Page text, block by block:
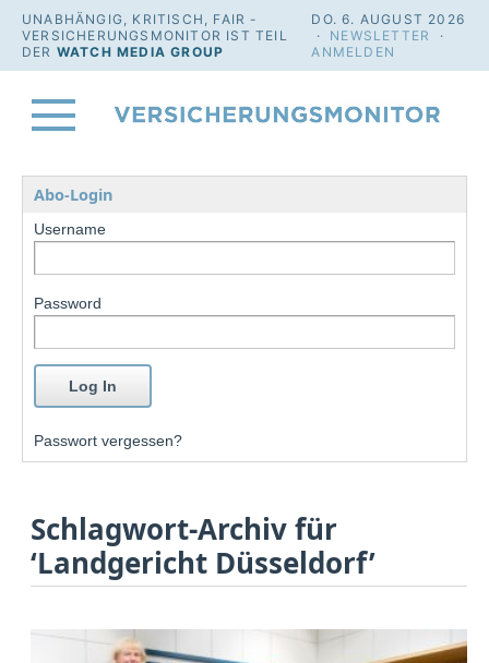
UNABHÄNGIG, KRITISCH, FAIR -
VERSICHERUNGSMONITOR IST TEIL
DER WATCH MEDIA GROUP
DO. 6. AUGUST 2026
· NEWSLETTER
·
ANMELDEN
Abo-Login
Username
Password
Passwort vergessen?
Schlagwort-Archiv für
‘Landgericht Düsseldorf’